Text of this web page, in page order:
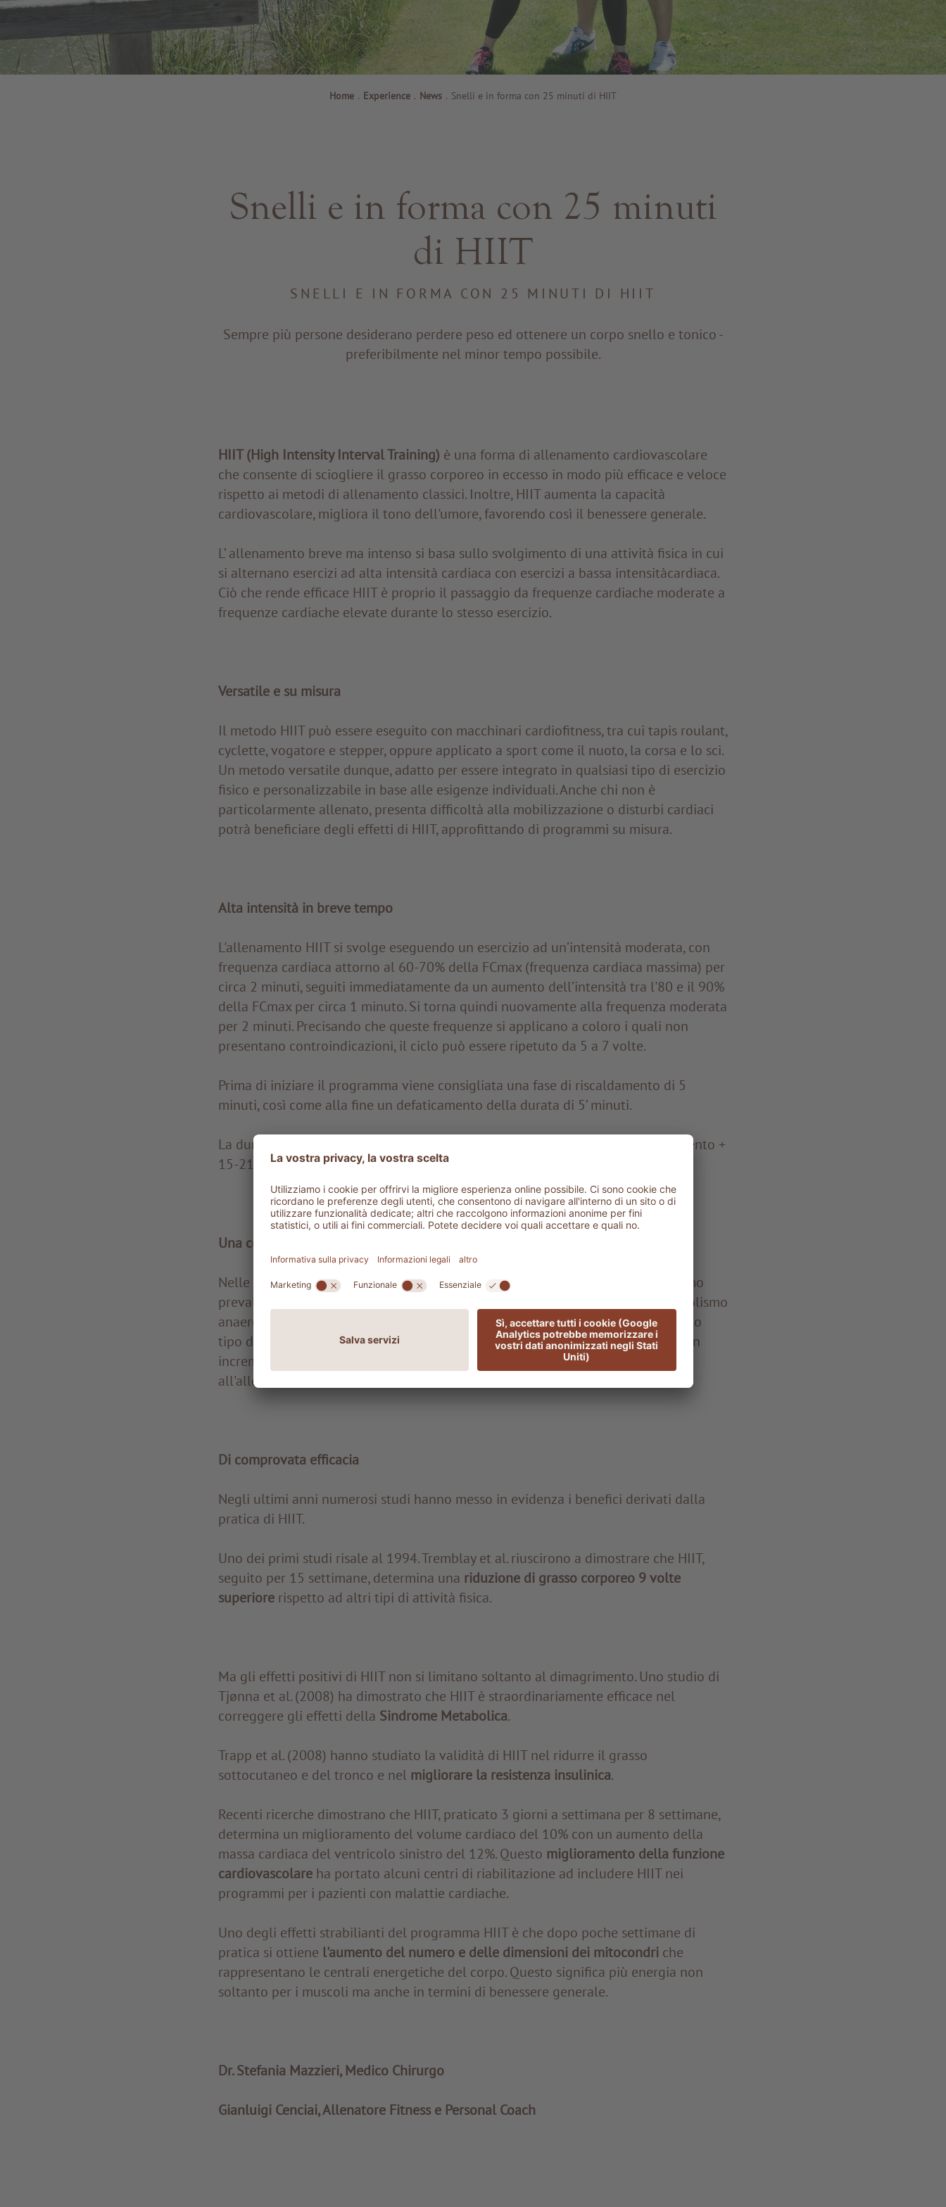
Home . Experience . News . Snelli e in forma con 25 minuti di HIIT
Snelli e in forma con 25 minuti
di HIIT
SNELLI E IN FORMA CON 25 MINUTI DI HIIT
Sempre più persone desiderano perdere peso ed ottenere un corpo snello e tonico -
preferibilmente nel minor tempo possibile.
HIIT (High Intensity Interval Training) è una forma di allenamento cardiovascolare
che consente di sciogliere il grasso corporeo in eccesso in modo più efficace e veloce
rispetto ai metodi di allenamento classici. Inoltre, HIIT aumenta la capacità
cardiovascolare, migliora il tono dell'umore, favorendo così il benessere generale.
L’ allenamento breve ma intenso si basa sullo svolgimento di una attività fisica in cui
si alternano esercizi ad alta intensità cardiaca con esercizi a bassa intensitàcardiaca.
Ciò che rende efficace HIIT è proprio il passaggio da frequenze cardiache moderate a
frequenze cardiache elevate durante lo stesso esercizio.
Versatile e su misura
Il metodo HIIT può essere eseguito con macchinari cardiofitness, tra cui tapis roulant,
cyclette, vogatore e stepper, oppure applicato a sport come il nuoto, la corsa e lo sci.
Un metodo versatile dunque, adatto per essere integrato in qualsiasi tipo di esercizio
fisico e personalizzabile in base alle esigenze individuali. Anche chi non è
particolarmente allenato, presenta difficoltà alla mobilizzazione o disturbi cardiaci
potrà beneficiare degli effetti di HIIT, approfittando di programmi su misura.
Alta intensità in breve tempo
L'allenamento HIIT si svolge eseguendo un esercizio ad un’intensità moderata, con
frequenza cardiaca attorno al 60-70% della FCmax (frequenza cardiaca massima) per
circa 2 minuti, seguiti immediatamente da un aumento dell’intensità tra l'80 e il 90%
della FCmax per circa 1 minuto. Si torna quindi nuovamente alla frequenza moderata
per 2 minuti. Precisando che queste frequenze si applicano a coloro i quali non
presentano controindicazioni, il ciclo può essere ripetuto da 5 a 7 volte.
Prima di iniziare il programma viene consigliata una fase di riscaldamento di 5
minuti, così come alla fine un defaticamento della durata di 5’ minuti.
La durata totale della sessione va da 25 a 30 minuti così suddivisi: 5’ riscaldamento +
15-21‘ di HIIT + 5’ defaticamento
Una combinazione ideale tra allenamento aerobico e anaerobico
Nelle fasi a moderata intensità HIIT sfrutta il metabolismo aerobico con consumo
prevalente di lipidi, mentre nelle fasi ad alta intensità viene stimolato il metabolismo
anaerobico con consumo prevalente di carboidrati. Uno dei motivi per cui questo
tipo di allenamento riduce il grasso corporeo è che tale combinazione induce un
incremento del metabolismo basale che perdura per le 24 ore successive
all'allenamento.
Di comprovata efficacia
Negli ultimi anni numerosi studi hanno messo in evidenza i benefici derivati dalla
pratica di HIIT.
Uno dei primi studi risale al 1994. Tremblay et al. riuscirono a dimostrare che HIIT,
seguito per 15 settimane, determina una riduzione di grasso corporeo 9 volte
superiorerispetto ad altri tipi di attività fisica.
Ma gli effetti positivi di HIIT non si limitano soltanto al dimagrimento. Uno studio di
Tjønna et al. (2008) ha dimostrato che HIIT è straordinariamente efficace nel
correggere gli effetti della Sindrome Metabolica.
Trapp et al. (2008) hanno studiato la validità di HIIT nel ridurre il grasso
sottocutaneo e del tronco e nel migliorare la resistenza insulinica.
Recenti ricerche dimostrano che HIIT, praticato 3 giorni a settimana per 8 settimane,
determina un miglioramento del volume cardiaco del 10% con un aumento della
massa cardiaca del ventricolo sinistro del 12%. Questo miglioramento della funzione
cardiovascolareha portato alcuni centri di riabilitazione ad includere HIIT nei
programmi per i pazienti con malattie cardiache.
Uno degli effetti strabilianti del programma HIIT è che dopo poche settimane di
pratica si ottiene l'aumento del numero e delle dimensioni dei mitocondri che
rappresentano le centrali energetiche del corpo. Questo significa più energia non
soltanto per i muscoli ma anche in termini di benessere generale.
Dr. Stefania Mazzieri, Medico Chirurgo
Gianluigi Cenciai, Allenatore Fitness e Personal Coach